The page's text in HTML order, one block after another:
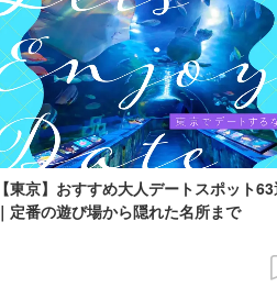
【東京】おすすめ大人デートスポット
｜定番の遊び場から隠れた名所まで